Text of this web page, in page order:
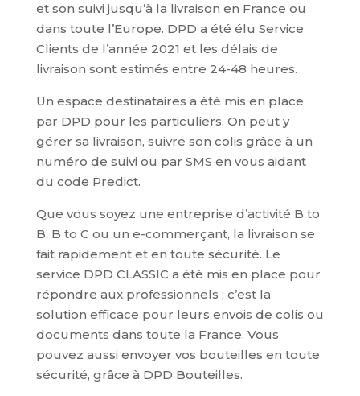
et son suivi jusqu’à la livraison en France ou
dans toute l’Europe. DPD a été élu Service
Clients de l’année 2021 et les délais de
livraison sont estimés entre 24-48 heures.
Un espace destinataires a été mis en place
par DPD pour les particuliers. On peut y
gérer sa livraison, suivre son colis grâce à un
numéro de suivi ou par SMS en vous aidant
du code Predict.
Que vous soyez une entreprise d’activité B to
B, B to C ou un e-commerçant, la livraison se
fait rapidement et en toute sécurité. Le
service DPD CLASSIC a été mis en place pour
répondre aux professionnels ; c’est la
solution efficace pour leurs envois de colis ou
documents dans toute la France. Vous
pouvez aussi envoyer vos bouteilles en toute
sécurité, grâce à DPD Bouteilles.